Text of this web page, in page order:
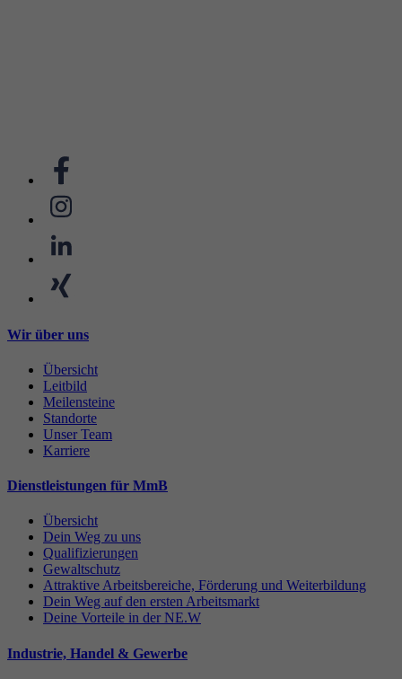
Wir über uns
Übersicht
Leitbild
Meilensteine
Standorte
Unser Team
Karriere
Dienstleistungen für MmB
Übersicht
Dein Weg zu uns
Qualifizierungen
Gewaltschutz
Attraktive Arbeitsbereiche, Förderung und Weiterbildung
Dein Weg auf den ersten Arbeitsmarkt
Deine Vorteile in der NE.W
Industrie, Handel & Gewerbe